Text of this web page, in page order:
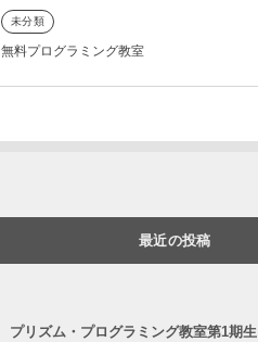
未分類
無料プログラミング教室
最近の投稿
プリズム・プログラミング教室第1期生